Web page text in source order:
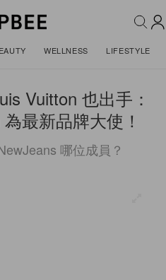
WELLNESS LIFESTYLE
Vuitton 也出手：
最新品牌大使！
哪位成員？